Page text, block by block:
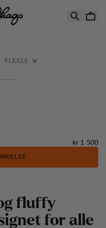
FLEECE W
Pris:
kr 1 500
g fluffy
ignet for alle